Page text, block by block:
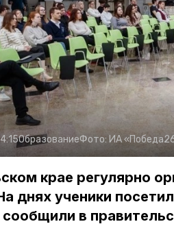
ОбразованиеФото: ИА
крае регулярно
днях ученики
сообщили в